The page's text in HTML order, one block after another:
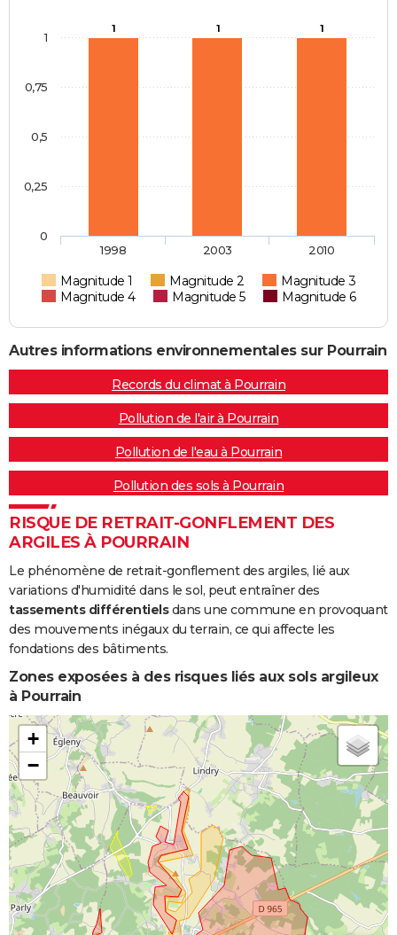
1 1 1
Magnitude 1 Magnitude 2
Magnitude 3
Magnitude 4
Magnitude 5 Magnitude 6
1998 2003 2010
0
0,25
0,5
0,75
1
Autres informations environnementales sur Pourrain
Records du climat à Pourrain
Pollution de l'air à Pourrain
Pollution de l'eau à Pourrain
Pollution des sols à Pourrain
RISQUE DE RETRAIT-GONFLEMENT DES
ARGILES À POURRAIN
Le phénomène de retrait-gonflement des argiles, lié aux
variations d'humidité dans le sol, peut entraîner des
tassements différentielsdans une commune en provoquant
des mouvements inégaux du terrain, ce qui affecte les
fondations des bâtiments.
Zones exposées à des risques liés aux sols argileux
à Pourrain
+
−